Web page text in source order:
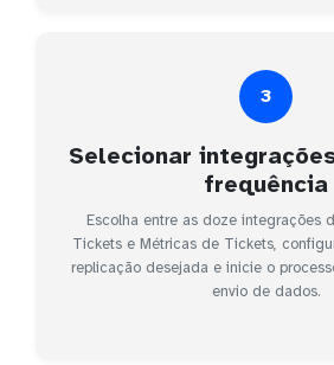
3
Selecionar
frequência
Escolha entre as doze integrações
Tickets e Métricas de Tickets,
replicação desejada e inicie o
envio de dados.